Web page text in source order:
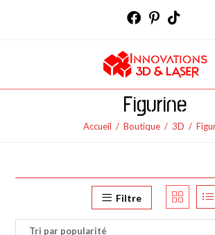
Figurine
Accueil / Boutique / 3D /
Filtre